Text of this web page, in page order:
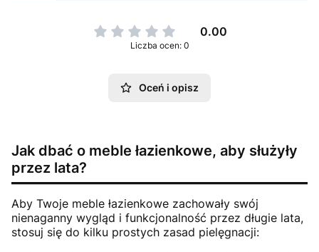
0.00
Liczba ocen: 0
Oceń i opisz
Jak dbać o meble łazienkowe, aby służyły
przez lata?
Aby Twoje meble łazienkowe zachowały swój
nienaganny wygląd i funkcjonalność przez długie lata,
stosuj się do kilku prostych zasad pielęgnacji: